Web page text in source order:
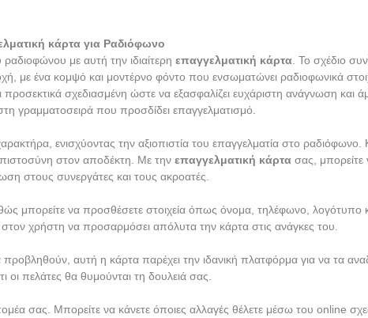
κάρτα για Ραδιόφωνο
με αυτή την ιδιαίτερη επαγγελματική κάρτα. Το σχέδιο
ένα κομψό και μοντέρνο φόντο που ενσωματώνει ραδιοφωνικά
σχεδιασμένη ώστε να εξασφαλίζει ευχάριστη ανάγνωση και
γραμματοσειρά που προσδίδει επαγγελματισμό.
ενισχύοντας την αξιοπιστία του επαγγελματία στο ραδιόφωνο.
στον αποδέκτη. Με την επαγγελματική κάρτα σας, μπορείτε
στους συνεργάτες και τους ακροατές.
μπορείτε να προσθέσετε στοιχεία όπως όνομα, τηλέφωνο, λογότυπο
στον χρήστη να προσαρμόσει απόλυτα την κάρτα στις ανάγκες του.
αυτή η κάρτα παρέχει την ιδανική πλατφόρμα για να τα
οι πελάτες θα θυμούνται τη δουλειά σας.
σας. Μπορείτε να κάνετε όποιες αλλαγές θέλετε μέσω του online